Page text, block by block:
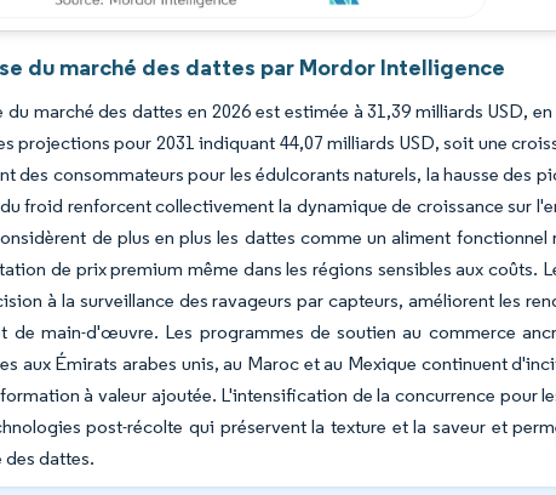
du marché des dattes par Mordor Intelligence
du marché des dattes en 2026 est estimée à 31,39 milliards USD,
projections pour 2031 indiquant 44,07 milliards USD, soit une
des consommateurs pour les édulcorants naturels, la hausse des
froid renforcent collectivement la dynamique de croissance sur
de plus en plus les dattes comme un aliment
de prix premium même dans les régions sensibles aux coûts.
à la surveillance des ravageurs par capteurs, améliorent les
de main-d'œuvre. Les programmes de soutien au commerce
aux Émirats arabes unis, au Maroc et au Mexique continuent
à valeur ajoutée. L'intensification de la concurrence pour
post-récolte qui préservent la texture et la saveur et
des dattes.